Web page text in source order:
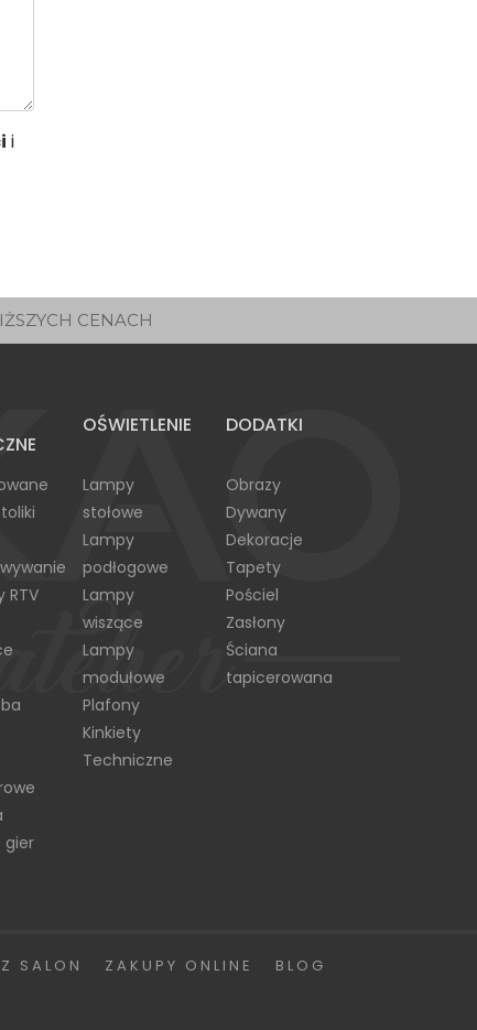
i
CENACH
RTV
gier
OŚWIETLENIE
Lampy
stołowe
Lampy
podłogowe
Lampy
wiszące
Lampy
modułowe
Plafony
Kinkiety
Techniczne
DODATKI
Obrazy
Dywany
Dekoracje
Tapety
Pościel
Zasłony
Ściana
tapicerowana
SALON ZAKUPY ONLINE BLOG